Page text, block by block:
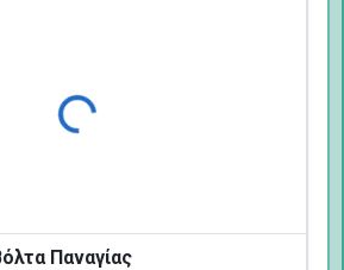
Φόρτωση...
Παναγίας